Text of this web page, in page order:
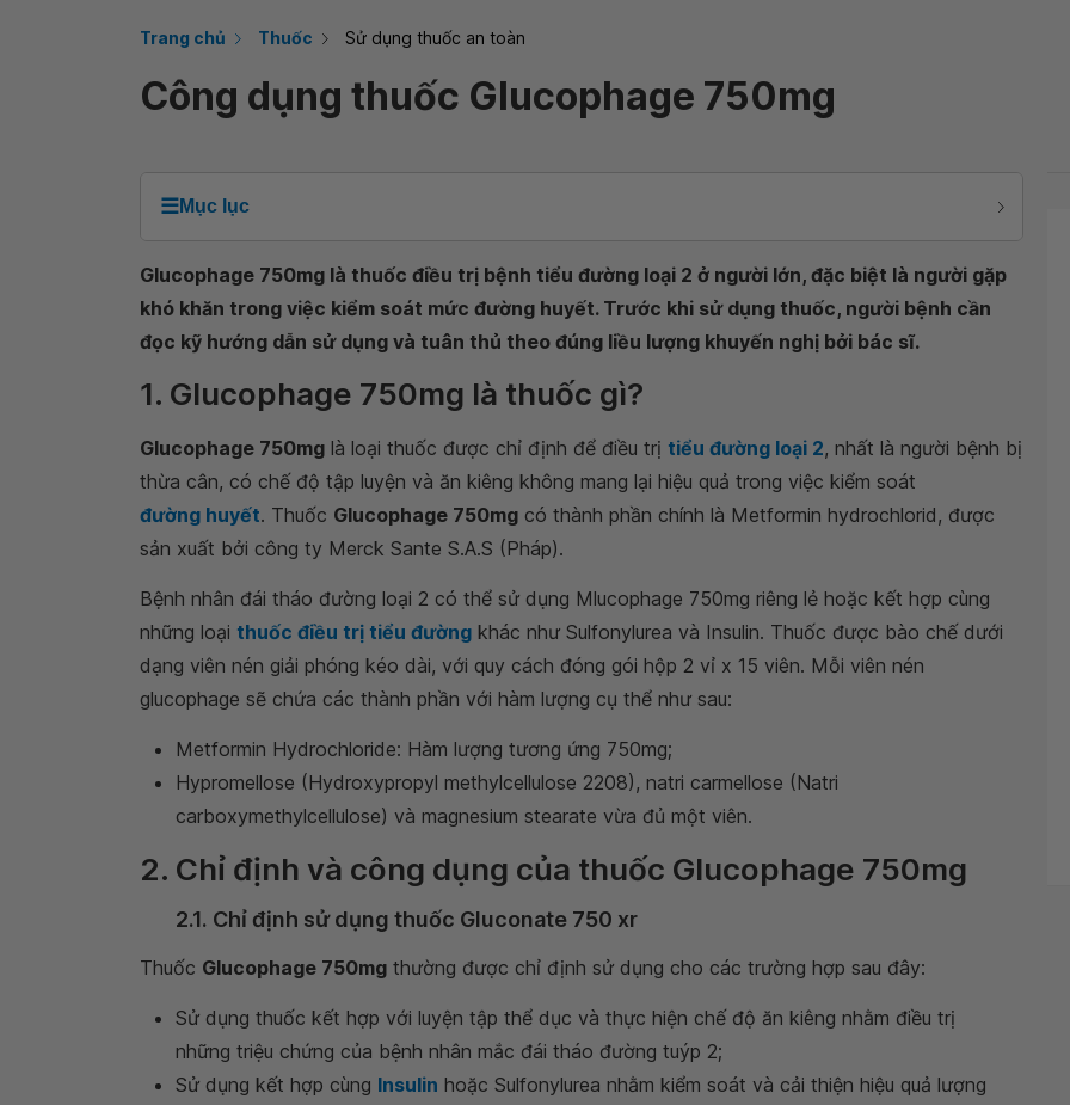
Trang chủ Thuốc Sử dụng thuốc an toàn
Công dụng thuốc Glucophage 750mg
☰Mục lục
Glucophage 750mg là thuốc điều trị bệnh tiểu đường loại 2 ở người lớn, đặc biệt là người gặp
khó khăn trong việc kiểm soát mức đường huyết. Trước khi sử dụng thuốc, người bệnh cần
đọc kỹ hướng dẫn sử dụng và tuân thủ theo đúng liều lượng khuyến nghị bởi bác sĩ.
1. Glucophage 750mg là thuốc gì?
Glucophage 750mg là loại thuốc được chỉ định để điều trị tiểu đường loại 2, nhất là người bệnh bị
thừa cân, có chế độ tập luyện và ăn kiêng không mang lại hiệu quả trong việc kiểm soát
đường huyết. Thuốc Glucophage 750mg có thành phần chính là Metformin hydrochlorid, được
sản xuất bởi công ty Merck Sante S.A.S (Pháp).
Bệnh nhân đái tháo đường loại 2 có thể sử dụng Mlucophage 750mg riêng lẻ hoặc kết hợp cùng
những loại thuốc điều trị tiểu đường khác như Sulfonylurea và Insulin. Thuốc được bào chế dưới
dạng viên nén giải phóng kéo dài, với quy cách đóng gói hộp 2 vỉ x 15 viên. Mỗi viên nén
glucophage sẽ chứa các thành phần với hàm lượng cụ thể như sau:
Metformin Hydrochloride: Hàm lượng tương ứng 750mg;
Hypromellose (Hydroxypropyl methylcellulose 2208), natri carmellose (Natri
carboxymethylcellulose) và magnesium stearate vừa đủ một viên.
2. Chỉ định và công dụng của thuốc Glucophage 750mg
2.1. Chỉ định sử dụng thuốc Gluconate 750 xr
Thuốc Glucophage 750mg thường được chỉ định sử dụng cho các trường hợp sau đây:
Sử dụng thuốc kết hợp với luyện tập thể dục và thực hiện chế độ ăn kiêng nhằm điều trị
những triệu chứng của bệnh nhân mắc đái tháo đường tuýp 2;
Sử dụng kết hợp cùng Insulin hoặc Sulfonylurea nhằm kiểm soát và cải thiện hiệu quả lượng